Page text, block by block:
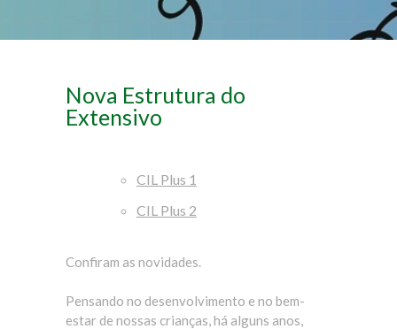
Nova Estrutura do
Extensivo
CIL Plus 1
CIL Plus 2
Confiram as novidades.
Pensando no desenvolvimento e no bem-
estar de nossas crianças, há alguns anos,